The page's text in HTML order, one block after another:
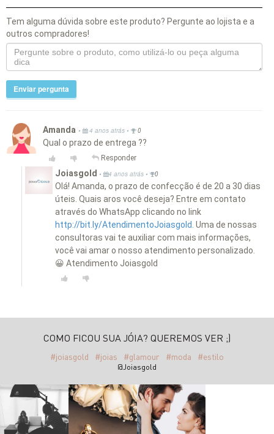
Tem alguma dúvida sobre este produto? Pergunte ao lojista e a
outros compradores!
Enviar pergunta
Amanda • 4 anos atrás • 0
Qual o prazo de entrega ??
Responder
Joiasgold • 4 anos atrás • 0
Olá! Amanda, o prazo de confecção é de 20 a 30 dias
úteis. Quais aros você deseja? Entre em contato
através do WhatsApp clicando no link
http://bit.ly/AtendimentoJoiasgold. Uma de nossas
consultoras vai te auxiliar com mais informações,
você vai amar o nosso atendimento personalizado.
😀 Atendimento Joiasgold
COMO FICOU SUA JÓIA? QUEREMOS VER ;)
#joiasgold #joias #glamour #moda #estilo
@Joiasgold